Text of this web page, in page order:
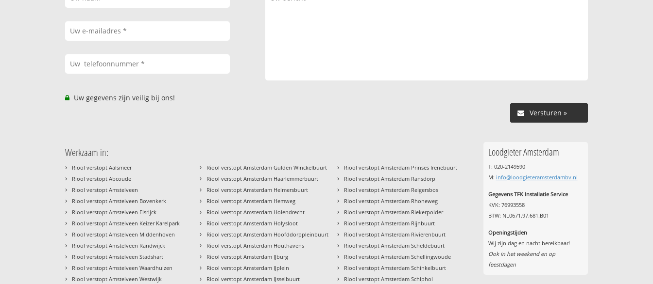
Uw gegevens zijn veilig bij ons!
Versturen »
Werkzaam in:
› Riool verstopt Aalsmeer
› Riool verstopt Abcoude
› Riool verstopt Amstelveen
› Riool verstopt Amstelveen Bovenkerk
› Riool verstopt Amstelveen Elsrijck
› Riool verstopt Amstelveen Keizer Karelpark
› Riool verstopt Amstelveen Middenhoven
› Riool verstopt Amstelveen Randwijck
› Riool verstopt Amstelveen Stadshart
› Riool verstopt Amstelveen Waardhuizen
› Riool verstopt Amstelveen Westwijk
› Riool verstopt Amsterdam Gulden Winckelbuurt
› Riool verstopt Amsterdam Haarlemmerbuurt
› Riool verstopt Amsterdam Helmersbuurt
› Riool verstopt Amsterdam Hemweg
› Riool verstopt Amsterdam Holendrecht
› Riool verstopt Amsterdam Holysloot
› Riool verstopt Amsterdam Hoofddorppleinbuurt
› Riool verstopt Amsterdam Houthavens
› Riool verstopt Amsterdam IJburg
› Riool verstopt Amsterdam IJplein
› Riool verstopt Amsterdam IJsselbuurt
› Riool verstopt Amsterdam Prinses Irenebuurt
› Riool verstopt Amsterdam Ransdorp
› Riool verstopt Amsterdam Reigersbos
› Riool verstopt Amsterdam Rhoneweg
› Riool verstopt Amsterdam Riekerpolder
› Riool verstopt Amsterdam Rijnbuurt
› Riool verstopt Amsterdam Rivierenbuurt
› Riool verstopt Amsterdam Scheldebuurt
› Riool verstopt Amsterdam Schellingwoude
› Riool verstopt Amsterdam Schinkelbuurt
› Riool verstopt Amsterdam Schiphol
Loodgieter Amsterdam
T: 020-2149590
M: info@loodgieteramsterdambv.nl
Gegevens TFK Installatie Service
KVK: 76993558
BTW: NL0671.97.681.B01
Openingstijden
Wij zijn dag en nacht bereikbaar!
Ook in het weekend en op
feestdagen